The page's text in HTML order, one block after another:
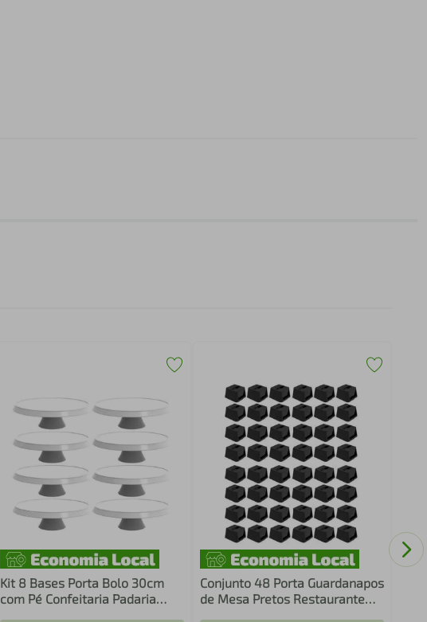
Kit 8 Bases Porta Bolo 30cm
com Pé Confeitaria Padaria
Conjunto 48 Porta Guardanapos
de Mesa Pretos Restaurante